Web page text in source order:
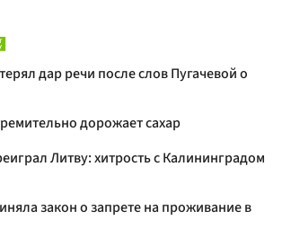
дар речи после слов Пугачевой о
дорожает сахар
Литву: хитрость с Калининградом
закон о запрете на проживание в